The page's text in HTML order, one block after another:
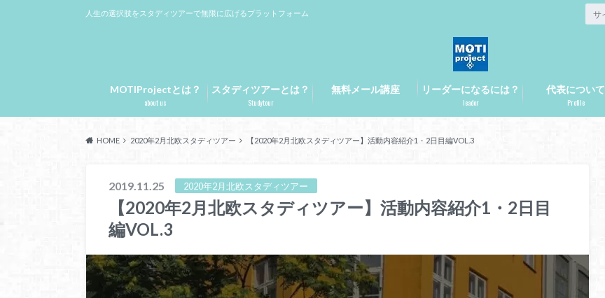
人生の選択肢をスタディツアーで無限に広げるプラットフォーム
MOTIProjectとは？
about us
スタディツアーとは？
Studytour
無料メール講座 リーダーになるには？
leader
代表について
Profile
HOME 2020年2月北欧スタディツアー 【2020年2月北欧スタディツアー】活動内容紹介1・2日目編VOL.3
2019.11.25 2020年2月北欧スタディツアー
【2020年2月北欧スタディツアー】活動内容紹介1・2日目
編VOL.3